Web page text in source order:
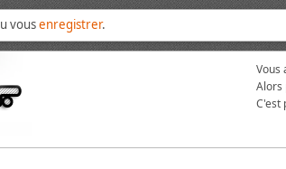
vousenregistrer.
Vous
Alors
C'est